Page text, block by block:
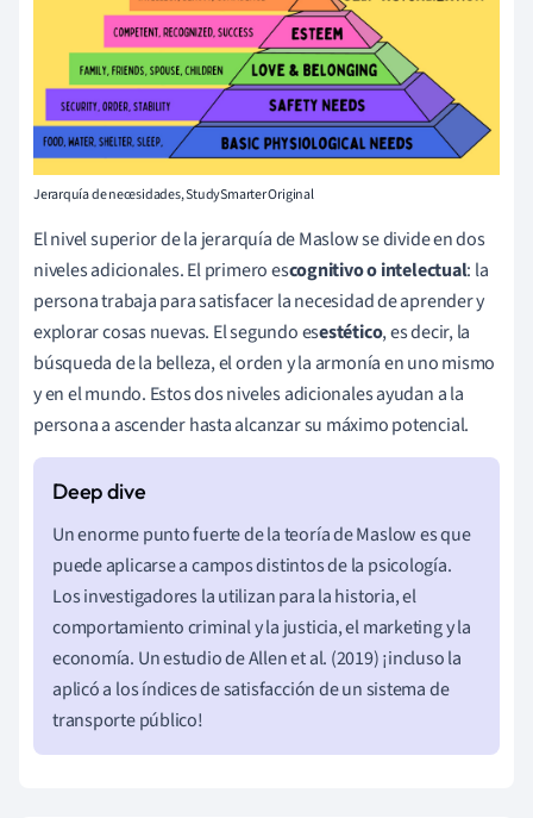
Jerarquía de necesidades, StudySmarter Original
El nivel superior de la jerarquía de Maslow se divide en dos
niveles adicionales. El primeroescognitivo o intelectual: la
persona trabaja para satisfacer la necesidad de aprender y
explorar cosas nuevas. Elsegundo esestético, esdecir, la
búsqueda de la belleza, el orden y la armonía en uno mismo
y en el mundo. Estos dos niveles adicionales ayudan a la
persona a ascender hasta alcanzar su máximo potencial.
Un enorme punto fuerte de la teoría de Maslow es que
puede aplicarse a campos distintos de la psicología.
Los investigadores la utilizan para la historia, el
comportamiento criminal y la justicia, el marketing y la
economía. Un estudio de Allen et al. (2019) ¡incluso la
aplicó a los índices de satisfacción de un sistema de
transporte público!